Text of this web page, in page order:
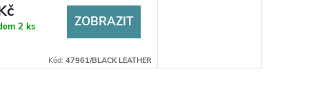
2 ks ZOBRAZIT
Kód: 47961/BLACK LEATHER